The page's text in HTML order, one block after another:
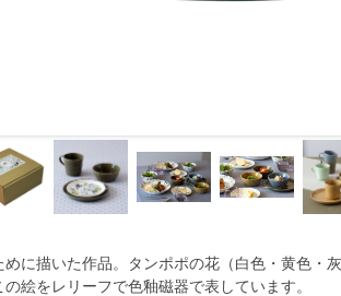
めに描いた作品。タンポポの花（白色・黄色・
絵をレリーフで色釉磁器で表しています。